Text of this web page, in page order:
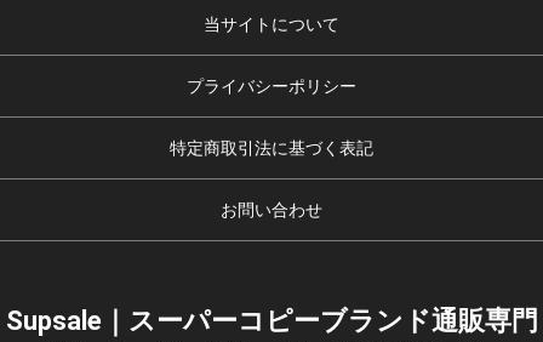
当サイトについて
プライバシーポリシー
特定商取引法に基づく表記
お問い合わせ
Supsale｜スーパーコピーブランド通販専門